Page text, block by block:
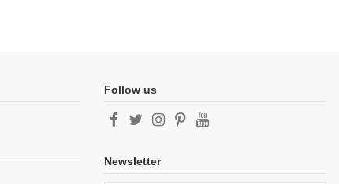
Follow us
Newsletter